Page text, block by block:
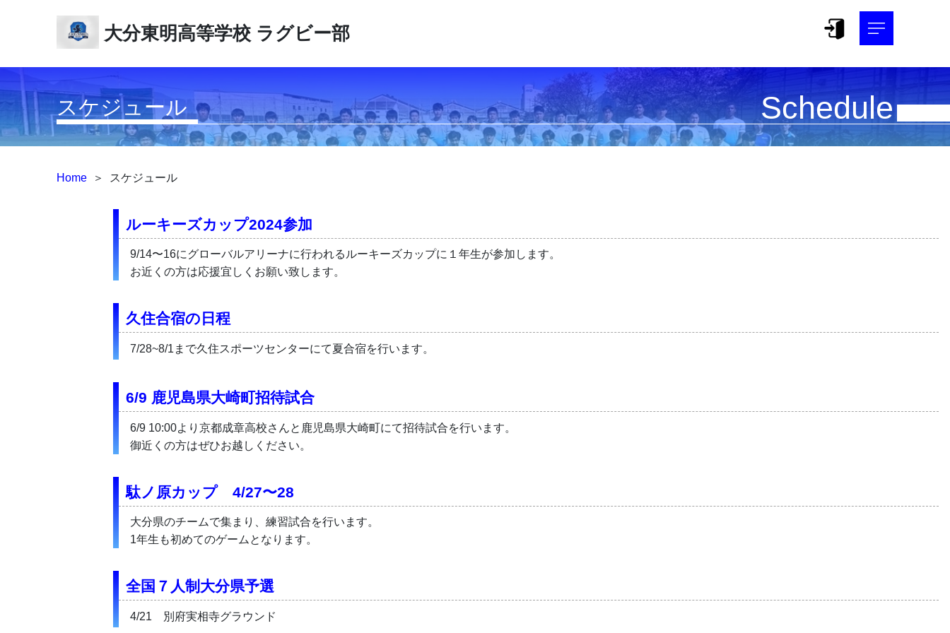
大分東明高等学校 ラグビー部
スケジュール Schedule
Home ＞ スケジュール
ルーキーズカップ2024参加
9/14〜16にグローバルアリーナに行われるルーキーズカップに１年生が参加します。
お近くの方は応援宜しくお願い致します。
久住合宿の日程
7/28~8/1まで久住スポーツセンターにて夏合宿を行います。
6/9 鹿児島県大崎町招待試合
6/9 10:00より京都成章高校さんと鹿児島県大崎町にて招待試合を行います。
御近くの方はぜひお越しください。
駄ノ原カップ　4/27〜28
大分県のチームで集まり、練習試合を行います。
1年生も初めてのゲームとなります。
全国７人制大分県予選
4/21　別府実相寺グラウンド